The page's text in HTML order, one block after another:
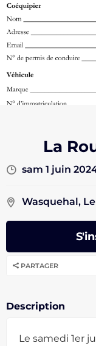
La
sam 1 juin
Wasquehal,
PARTAGER
Description
Le samedi 1er